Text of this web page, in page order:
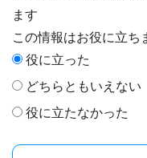
ます
この情報はお役に立ち
役に立った
どちらともいえない
役に立たなかった